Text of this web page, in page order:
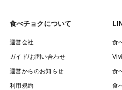
食べチョクについて
運営会社
ガイド/お問い合わせ
運営からのお知らせ
利用規約
食
食
食